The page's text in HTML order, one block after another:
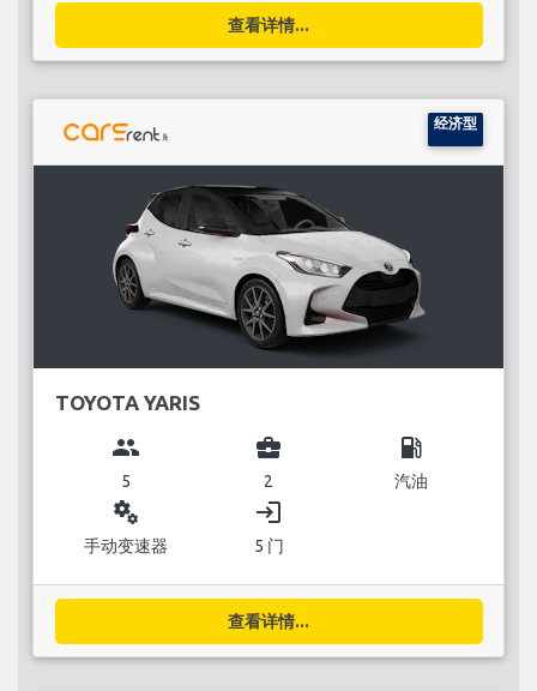
查看详情...
经济型
TOYOTA YARIS
group
5
business_center
2
local_gas_station
汽油
miscellaneous_services
手动变速器
login
5 门
查看详情...